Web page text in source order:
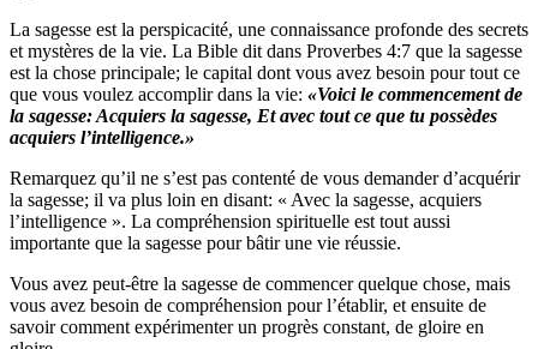
La sagesse est la perspicacité, une connaissance profonde des secrets
et mystères de la vie. La Bible dit dans Proverbes 4:7 que la sagesse
est la chose principale; le capital dont vous avez besoin pour tout ce
que vous voulez accomplir dans la vie: «Voici le commencement de
la sagesse: Acquiers la sagesse, Etavec tout ce que tu possèdes
acquiers l’intelligence.»
Remarquez qu’il ne s’est pas contenté de vous demander d’acquérir
la sagesse; il va plus loin en disant: « Avec la sagesse, acquiers
l’intelligence ». La compréhension spirituelle est tout aussi
importante que la sagesse pour bâtir une vie réussie.
Vous avez peut-être la sagesse de commencer quelque chose, mais
vous avez besoin de compréhension pour l’établir, et ensuite de
savoir comment expérimenter un progrès constant, de gloire en